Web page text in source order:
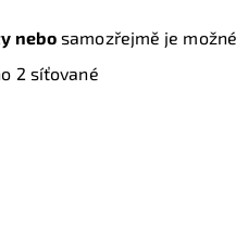
nebo samozřejmě je
2 síťované